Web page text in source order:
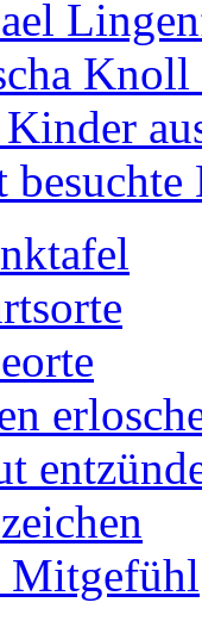
Knoll
besuchte
Mitgefühl